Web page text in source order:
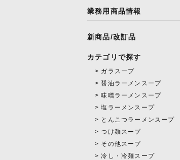
業務用商品情報
新商品/改訂品
カテゴリで探す
ガラスープ
醤油ラーメンスープ
味噌ラーメンスープ
塩ラーメンスープ
とんこつラーメンスープ
つけ麺スープ
その他スープ
冷し・冷麺スープ